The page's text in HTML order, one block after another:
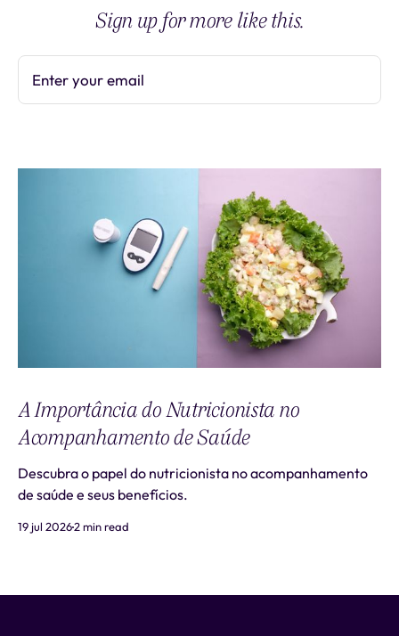
Sign up for more like this.
Enter your email
A Importância do Nutricionista no
Acompanhamento de Saúde
Descubra o papel do nutricionista no acompanhamento
de saúde e seus benefícios.
19 jul 20262 min read